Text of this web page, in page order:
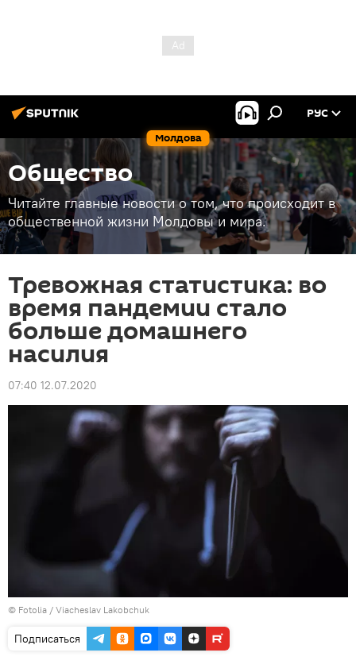
Молдова
РУС
Общество
Читайте главные новости о том, что происходит в
общественной жизни Молдовы и мира.
Тревожная статистика: во
время пандемии стало
больше домашнего
насилия
07:40 12.07.2020
© Fotolia / Viacheslav Lakobchuk
Подписаться